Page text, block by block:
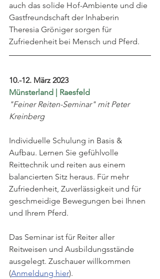
auch das solide Hof-Ambiente und die
Gastfreundschaft der Inhaberin
Theresia Gröniger sorgen für
Zufriedenheit bei Mensch und Pferd.
10.-12. März 2023
Münsterland | Raesfeld
"Feiner Reiten-Seminar" mit Peter
Kreinberg
Individuelle Schulung in Basis &
Aufbau. Lernen Sie gefühlvolle
Reittechnik und reiten aus einem
balancierten Sitz heraus. Für mehr
Zufriedenheit, Zuverlässigkeit und für
geschmeidige Bewegungen bei Ihnen
und Ihrem Pferd.
Das Seminar ist für Reiter aller
Reitweisen und Ausbildungsstände
ausgelegt. Zuschauer willkommen
(Anmeldung hier).